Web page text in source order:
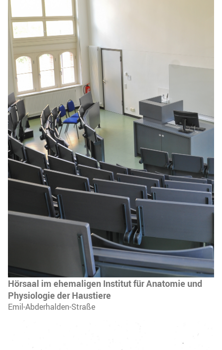
Hörsaal im ehemaligen Institut für Anatomie und
Physiologie der Haustiere
Emil-Abderhalden-Straße